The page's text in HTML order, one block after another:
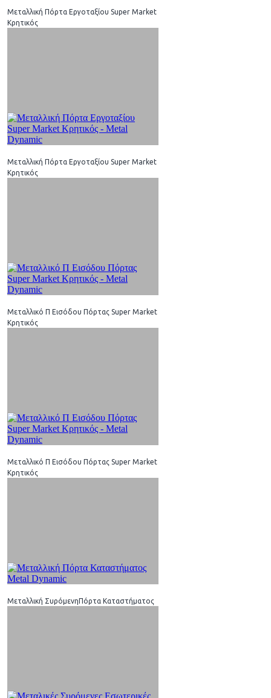
Μεταλλική Πόρτα Εργοταξίου Super Market
Κρητικός
Μεταλλική Πόρτα Εργοταξίου Super Market
Κρητικός
Μεταλλικό Π Εισόδου Πόρτας Super Market
Κρητικός
Μεταλλικό Π Εισόδου Πόρτας Super Market
Κρητικός
Μεταλλική ΣυρόμενηΠόρτα Καταστήματος